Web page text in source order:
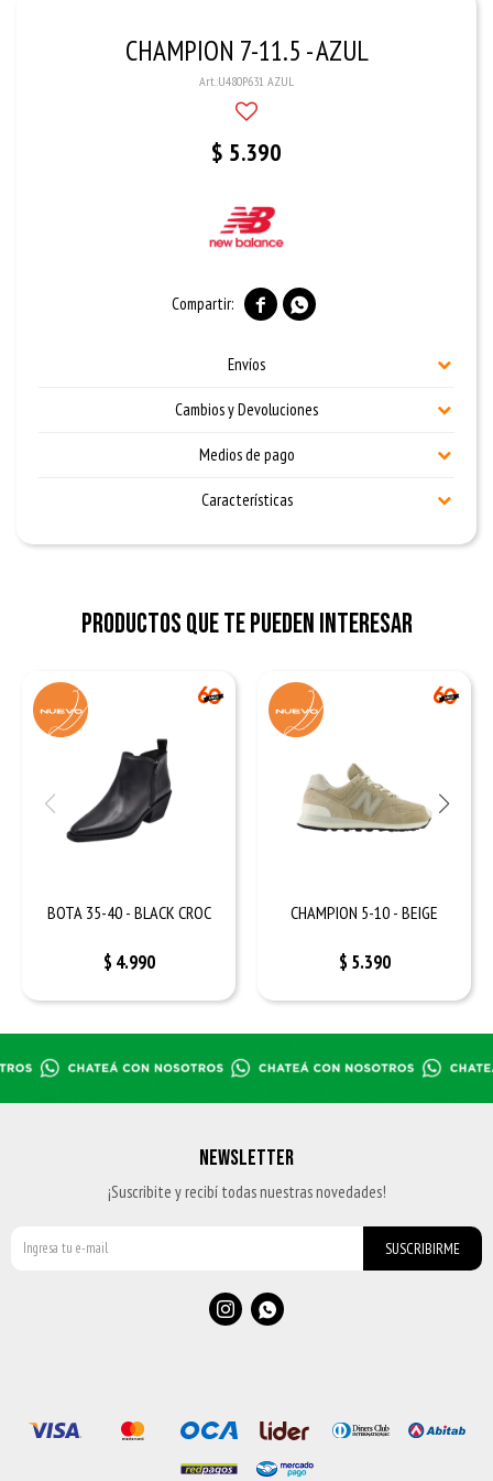
CHAMPION 7-11.5 - AZUL
U480P631 AZUL
$ 5.390
 
Envíos
Cambios y Devoluciones
Medios de pago
Características
Productos que te pueden interesar
BOTA 35-40 - BLACK CROC
$ 4.990
CHAMPION 5-10 - BEIGE
$ 5.390
NEWSLETTER
¡Suscribite y recibí todas nuestras novedades!
SUSCRIBIRME
 